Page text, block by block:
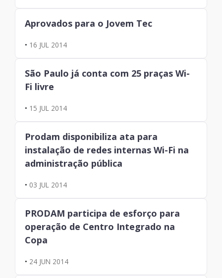
Aprovados para o Jovem Tec
• 16 JUL 2014
São Paulo já conta com 25 praças Wi-
Fi livre
• 15 JUL 2014
Prodam disponibiliza ata para
instalação de redes internas Wi-Fi na
administração pública
• 03 JUL 2014
PRODAM participa de esforço para
operação de Centro Integrado na
Copa
• 24 JUN 2014